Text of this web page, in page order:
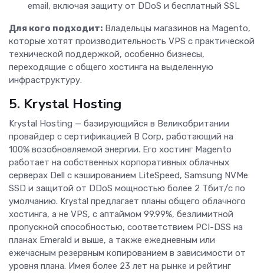
email, включая защиту от DDoS и бесплатный SSL
Для кого подходит: Владельцы магазинов на Magento,
которые хотят производительность VPS с практической
технической поддержкой, особенно бизнесы,
переходящие с общего хостинга на выделенную
инфраструктуру.
5. Krystal Hosting
Krystal Hosting — базирующийся в Великобритании
провайдер с сертификацией B Corp, работающий на
100% возобновляемой энергии. Его хостинг Magento
работает на собственных корпоративных облачных
серверах Dell с кэшированием LiteSpeed, Samsung NVMe
SSD и защитой от DDoS мощностью более 2 Тбит/с по
умолчанию. Krystal предлагает планы общего облачного
хостинга, а не VPS, с аптаймом 99.99%, безлимитной
пропускной способностью, соответствием PCI-DSS на
планах Emerald и выше, а также ежедневным или
ежечасным резервным копированием в зависимости от
уровня плана. Имея более 23 лет на рынке и рейтинг